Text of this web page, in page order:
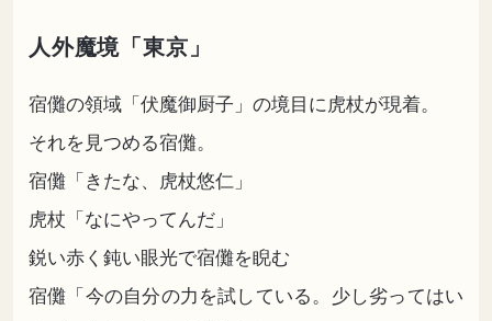
人外魔境「東京」
宿儺の領域「伏魔御厨子」の境目に虎杖が現着。
それを見つめる宿儺。
宿儺「きたな、虎杖悠仁」
虎杖「なにやってんだ」
鋭い赤く鈍い眼光で宿儺を睨む
宿儺「今の自分の力を試している。少し劣ってはい